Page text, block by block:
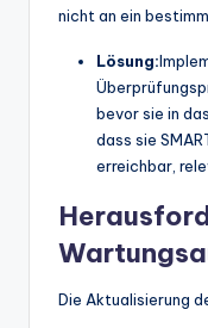
nicht an ein
Lösung:
bevor sie in
dass sie
erreichbar,
Die Aktualisierung